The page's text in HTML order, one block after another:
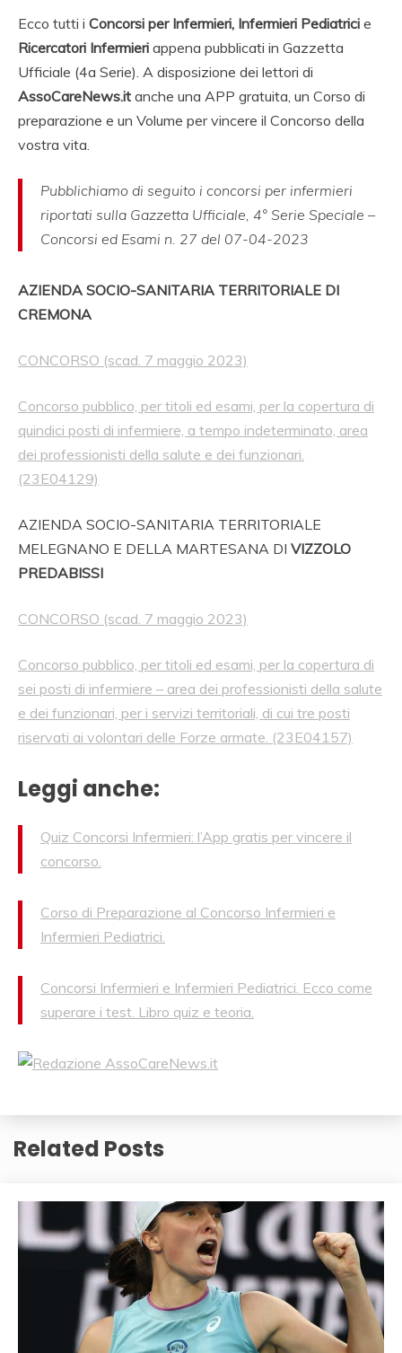
Ecco tutti i Concorsi per Infermieri, Infermieri Pediatrici e
Ricercatori Infermieri appena pubblicati in Gazzetta
Ufficiale (4a Serie). A disposizione dei lettori di
AssoCareNews.it anche una APP gratuita, un Corso di
preparazione e un Volume per vincere il Concorso della
vostra vita.
Pubblichiamo di seguito i concorsi per infermieri
riportati sulla Gazzetta Ufficiale, 4° Serie Speciale –
Concorsi ed Esami n. 27 del 07-04-2023
AZIENDA SOCIO-SANITARIA TERRITORIALE DI
CREMONA
CONCORSO (scad. 7 maggio 2023)
Concorso pubblico, per titoli ed esami, per la copertura di
quindici posti di infermiere, a tempo indeterminato, area
dei professionisti della salute e dei funzionari.
(23E04129)
AZIENDA SOCIO-SANITARIA TERRITORIALE
MELEGNANO E DELLA MARTESANA DI VIZZOLO
PREDABISSI
CONCORSO (scad. 7 maggio 2023)
Concorso pubblico, per titoli ed esami, per la copertura di
sei posti di infermiere – area dei professionisti della salute
e dei funzionari, per i servizi territoriali, di cui tre posti
riservati ai volontari delle Forze armate. (23E04157)
Leggi anche:
Quiz Concorsi Infermieri: l’App gratis per vincere il
concorso.
Corso di Preparazione al Concorso Infermieri e
Infermieri Pediatrici.
Concorsi Infermieri e Infermieri Pediatrici. Ecco come
superare i test. Libro quiz e teoria.
Related Posts